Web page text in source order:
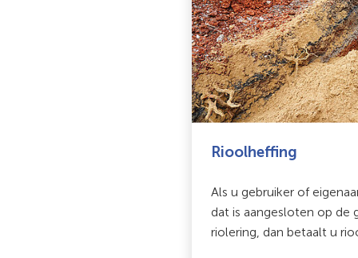
Rioolheffing
Als u gebruiker of
dat is aangesloten op de
riolering, dan betaalt u